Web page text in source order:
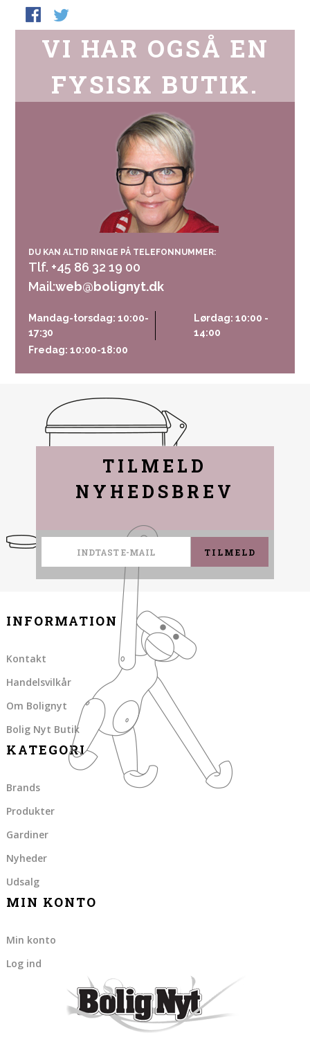
VI HAR OGSÅ EN
FYSISK BUTIK.
DU KAN ALTID RINGE PÅ TELEFONNUMMER:
Tlf. +45 86 32 19 00
Mail:web@bolignyt.dk
Mandag-torsdag: 10:00-
17:30
Fredag: 10:00-18:00
Lørdag: 10:00 -
14:00
TILMELD
NYHEDSBREV
TILMELD
INFORMATION
Kontakt
Handelsvilkår
Om Bolignyt
Bolig Nyt Butik
KATEGORI
Brands
Produkter
Gardiner
Nyheder
Udsalg
MIN KONTO
Min konto
Log ind